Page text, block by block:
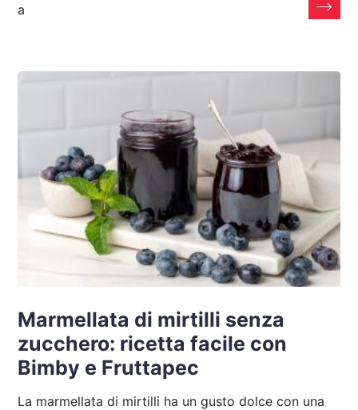
a
Marmellata di mirtilli senza
zucchero: ricetta facile con
Bimby e Fruttapec
La marmellata di mirtilli ha un gusto dolce con una